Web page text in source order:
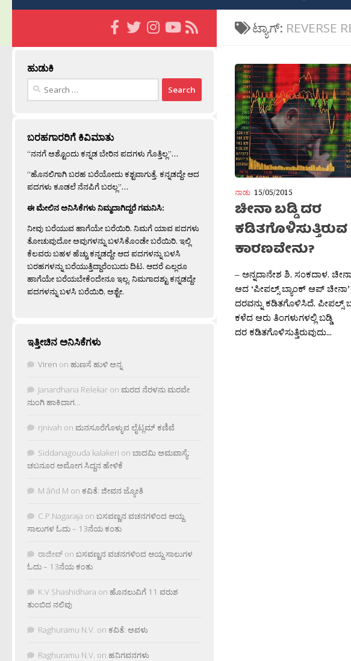
ಟ್ಯಾಗ್: REVERSE
ನಾಡು 15/05/2015
ಚೀನಾ ಬಡ್ಡಿ ದರ
ಕಡಿತಗೊಳಿಸುತ್ತಿರುವ
ಕಾರಣವೇನು?
– ಅನ್ನದಾನೇಶ ಶಿ. ಸಂಕದಾಳ.
ಆದ ‘ಪೀಪಲ್ಸ್ ಬ್ಯಾಂಕ್ ಆಪ್ ಚೀನಾ’
ದರವನ್ನು ಕಡಿತಗೊಳಿಸಿದೆ. ಪೀಪಲ್ಸ್
ಕಳೆದ ಆರು ತಿಂಗಳುಗಳಲ್ಲಿ ಬಡ್ಡಿ
ದರ ಕಡಿತಗೊಳಿಸುತ್ತಿರುವುದು...
ಹುಡುಕಿ
Search
ಬರಹಗಾರರಿಗೆ ಕಿವಿಮಾತು
“ನನಗೆ ಅಶ್ಟೊಂದು ಕನ್ನಡ ಬೇರಿನ ಪದಗಳು ಗೊತ್ತಿಲ್ಲ”…
“ಹೊನಲಿಗಾಗಿ ಬರಹ ಬರೆಯೋದು ಕಶ್ಟವಾಗುತ್ತೆ. ಕನ್ನಡದ್ದೇ ಆದ
ಪದಗಳು ಕೂಡಲೆ ನೆನಪಿಗೆ ಬರಲ್ಲ”…
ಈ ಮೇಲಿನ ಅನಿಸಿಕೆಗಳು ನಿಮ್ಮದಾಗಿದ್ದರೆ ಗಮನಿಸಿ:
ನೀವು ಬರೆಯುವ ಹಾಗೆಯೇ ಬರೆಯಿರಿ. ನಿಮಗೆ ಯಾವ ಪದಗಳು
ತೋಚುವುದೋ ಅವುಗಳನ್ನು ಬಳಸಿಕೊಂಡೇ ಬರೆಯಿರಿ. ಇಲ್ಲಿ
ಕೆಲವರು ಬಹಳ ಹೆಚ್ಚು ಕನ್ನಡದ್ದೇ ಆದ ಪದಗಳನ್ನು ಬಳಸಿ
ಬರಹಗಳನ್ನು ಬರೆಯುತ್ತಿದ್ದಾರೆಂಬುದು ದಿಟ. ಆದರೆ ಎಲ್ಲರೂ
ಹಾಗೆಯೇ ಬರೆಯಬೇಕೆಂದೇನೂ ಇಲ್ಲ. ನಿಮಗಾದಶ್ಟು ಕನ್ನಡದ್ದೇ
ಪದಗಳನ್ನು ಬಳಸಿ ಬರೆಯಿರಿ, ಅಶ್ಟೇ.
ಇತ್ತೀಚಿನ ಅನಿಸಿಕೆಗಳು
Viren on ಹುಣಸೆ ಹುಳಿ ಅನ್ನ
Janardhana Relekar on ಮರದ ನೆರಳನು ಮರವೇ
ನುಂಗಿ ಹಾಕಿದಾಗ…
rjnivah on ಮನಸೂರೆಗೊಳ್ಳುವ ಲೈಟ್ಲಮ್ ಕಣಿವೆ
Siddanagouda kalakeri on ಬಾದಮಿ ಅಮವಾಸ್ಯೆ:
ಚಬನೂರ ಅಮೋಗ ಸಿದ್ದನ ಹೇಳಿಕೆ
M âñd M on ಕವಿತೆ: ಜೀವನ ಜ್ಯೋತಿ
C.P.Nagaraja on ಬಸವಣ್ಣನ ವಚನಗಳಿಂದ ಆಯ್ದ
ಸಾಲುಗಳ ಓದು – 13ನೆಯ ಕಂತು
ರಾಜೀವ್ on ಬಸವಣ್ಣನ ವಚನಗಳಿಂದ ಆಯ್ದ ಸಾಲುಗಳ
ಓದು – 13ನೆಯ ಕಂತು
K.V Shashidhara on ಹೊನಲುವಿಗೆ 11 ವರುಶ
ತುಂಬಿದ ನಲಿವು
Raghuramu N.V. on ಕವಿತೆ: ಅವಳು
Raghuramu N.V. on ಹನಿಗವನಗಳು